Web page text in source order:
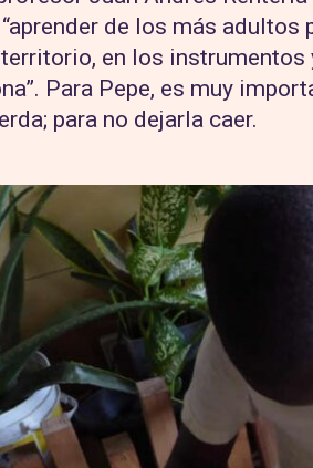
de los más
en los instrumentos
Para Pepe, es muy
para no dejarla caer.